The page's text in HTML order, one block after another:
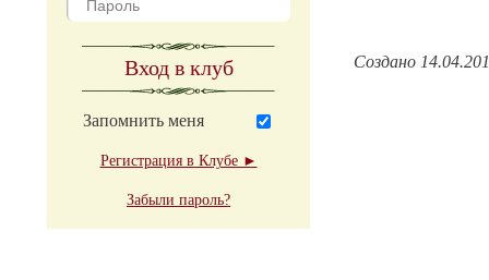
Вход в клуб
Запомнить меня
Регистрация в Клубе ►
Забыли пароль?
Создано